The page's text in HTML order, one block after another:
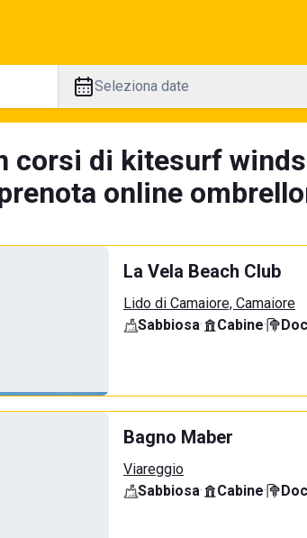
Seleziona date
corsi di kitesurf
online
La Vela Beach Club
Lido di Camaiore, Camaiore
Sabbiosa· Cabine·
Bagno Maber
Viareggio
Sabbiosa· Cabine·